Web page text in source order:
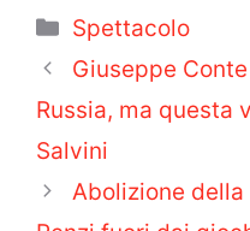
Categorie
Spettacolo
Giuseppe
Russia, ma questa
Salvini
Abolizione